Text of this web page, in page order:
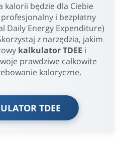
kalorii będzie dla Ciebie
i bezpłatny
Daily Energy Expenditure)
z narzędzia, jakim
kalkulator TDEE i
prawdziwe całkowite
kaloryczne.
TDEE